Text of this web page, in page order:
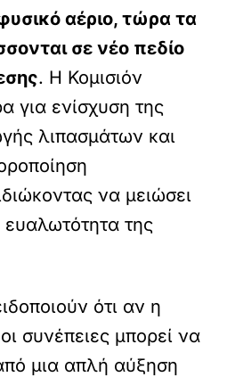
αέριο, τώρα τα
σε νέο πεδίο
. Η Κομισιόν
για ενίσχυση της
λιπασμάτων και
να μειώσει
ευαλωτότητα της
ότι αν η
συνέπειες μπορεί να
μια απλή αύξηση